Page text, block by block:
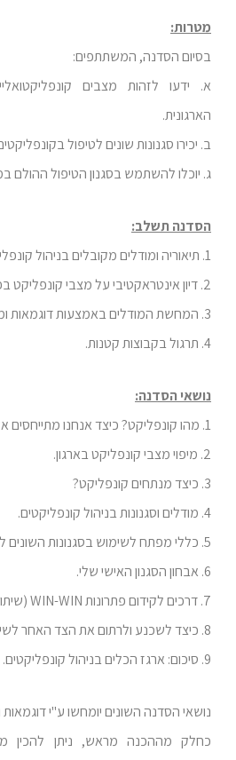
מטרות:
בסיום הסדנה, המשתתפים:
א. ידעו לזהות מצבים
הארגונית.
ב. יכירו סגנונות שונים לטיפול
ג. יוכלו להשתמש בסגנון הטיפול ההולם
הסדנה תשלב:
1. תיאוריה ומודלים מקובלים בניהול קונפליקטים.
2. דיון אינטראקטיבי על מצבי קונפליקט בפרויקט.
3. המחשת המודלים באמצעות דוגמאות ומשחקי תפקידים.
4. תרגול בקבוצות קטנות.
נושאי הסדנה:
1. מהו קונפליקט? כיצד אנחנו מתייחסים אליו?
2. מיפוי מצבי קונפליקט בארגון.
3. כיצד מנתחים קונפליקט?
4. מודלים וסגנונות בניהול קונפליקטים.
5. כללי מפתח לשימוש בסגנונות השונים לניהול קונפליקטים.
6. אבחון הסגנון האישי שלי.
7. דרכים לקידום פתרונות WIN-WIN (שיתוף פעולה).
8. כיצד לשכנע ולרתום את הצד האחר לשיתוף פעולה?
9. סיכום: ארגז הכלים בניהול קונפליקטים.
נושאי הסדנה השונים יומחשו ע"י דוגמאות
כחלק מההכנה מראש, ניתן להכין